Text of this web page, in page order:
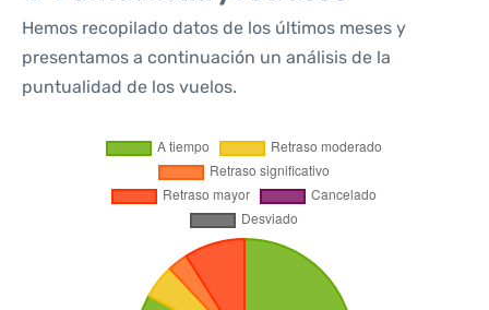
Hemos recopilado datos de los últimos meses y
presentamos a continuación un análisis de la
puntualidad de los vuelos.